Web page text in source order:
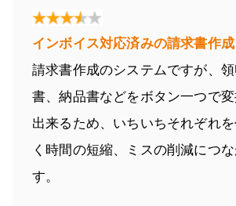
インボイス対応済みの請求書作
請求書作成のシステムですが、
書、納品書などをボタン一つで
出来るため、いちいちそれぞれ
く時間の短縮、ミスの削減につ
す。